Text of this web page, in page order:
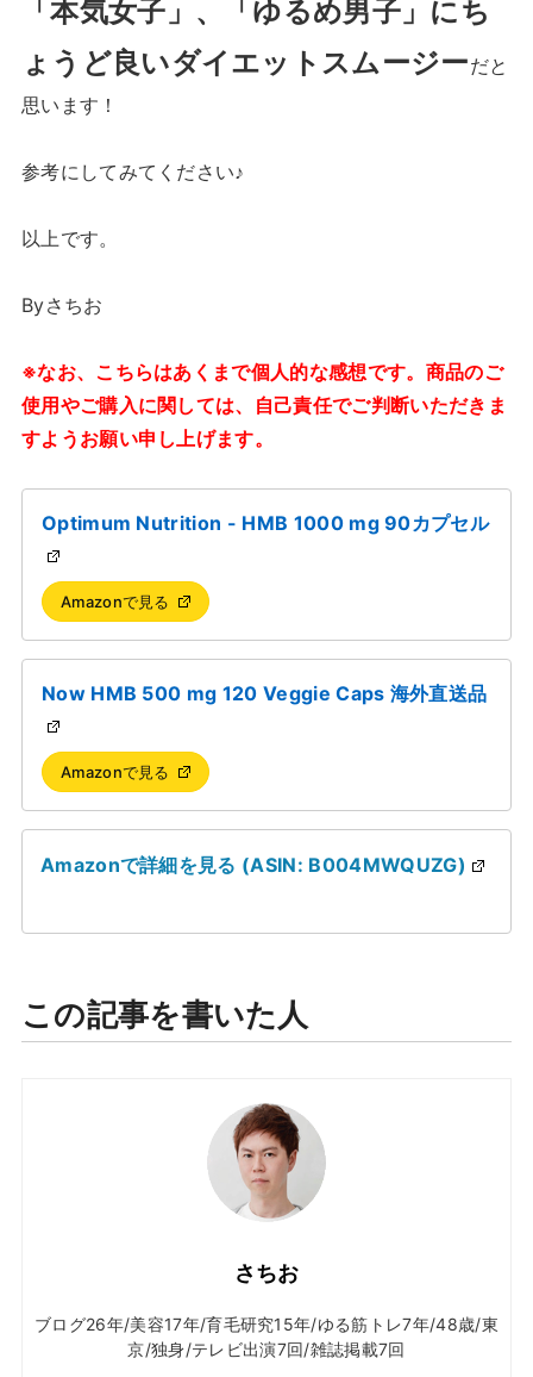
「本気女子」、「ゆるめ男子」にち
ょうど良いダイエットスムージーだと
思います！
参考にしてみてください♪
以上です。
Byさちお
※なお、こちらはあくまで個人的な感想です。商品のご
使用やご購入に関しては、自己責任でご判断いただきま
すようお願い申し上げます。
Optimum Nutrition - HMB 1000 mg 90カプセル
Amazonで見る
Now HMB 500 mg 120 Veggie Caps 海外直送品
Amazonで見る
Amazonで詳細を見る (ASIN: B004MWQUZG)
この記事を書いた人
さちお
ブログ26年/美容17年/育毛研究15年/ゆる筋トレ7年/48歳/東
京/独身/テレビ出演7回/雑誌掲載7回